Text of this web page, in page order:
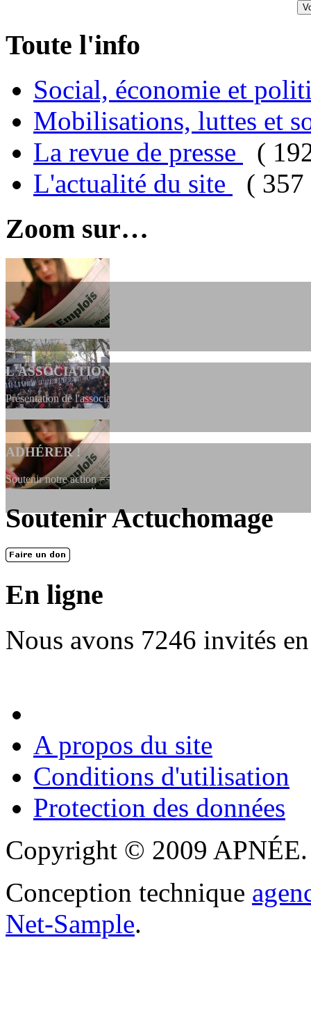
Toute l'info
Social, économie et
Mobilisations, luttes et
La revue de presse
(
L'actualité du site
( 357
Zoom sur…
L'ASSOCIATION
Présentation de l'association et de sa charte qui encadre nos actions
ADHÉRER !
Soutenir notre action ==> Si vous souhaitez adhérer à
dessous, en le remplissant et en...
En 2004, une dizaine de personnes contribuèrent au lancement de
Soutenir Actuchomage
En ligne
Nous avons 7246 invités
A propos du site
Conditions d'utilisation
Protection des données
Copyright © 2009 APNÉE.
Conception technique
Net-Sample.